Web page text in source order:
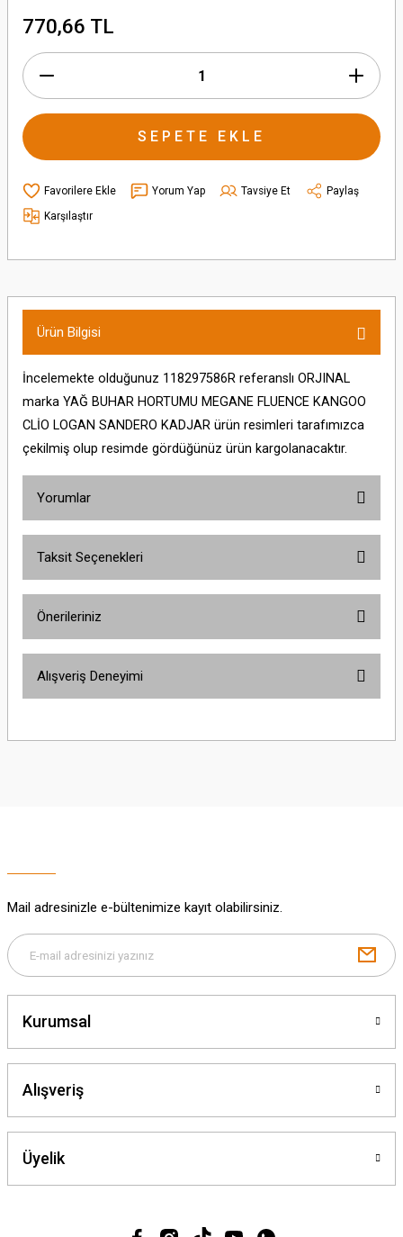
770,66 TL
SEPETE EKLE
Yorum Yap Tavsiye Et
Paylaş
Karşılaştır
Ürün Bilgisi
İncelemekte olduğunuz 118297586R referanslı ORJINAL
marka YAĞ BUHAR HORTUMU MEGANE FLUENCE KANGOO
CLİO LOGAN SANDERO KADJAR ürün resimleri tarafımızca
çekilmiş olup resimde gördüğünüz ürün kargolanacaktır.
Yorumlar
Taksit Seçenekleri
Önerileriniz
yetersiz gördüğünüz noktaları öneri formunu kullanarak tarafımıza
Gönder
Alışveriş Deneyimi
Mail adresinizle e-bültenimize kayıt olabilirsiniz.
Kurumsal
Alışveriş
Üyelik